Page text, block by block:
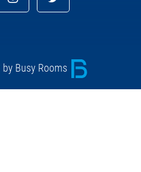
Busy Rooms